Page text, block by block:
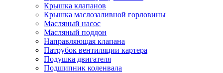
Крышка клапанов
Крышка маслозаливной горловины
Масляный насос
Масляный поддон
Направляющая клапана
Патрубок вентиляции картера
Подушка двигателя
Подшипник коленвала